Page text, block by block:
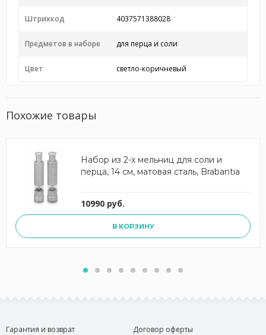
Штрихкод 4037571388028
Предметов в наборе для перца и соли
Цвет светло-коричневый
Похожие товары
Набор из 2-х мельниц для соли и
перца, 14 см, матовая сталь, Brabantia
10990 руб.
В КОРЗИНУ
Гарантия и возврат
Договор оферты